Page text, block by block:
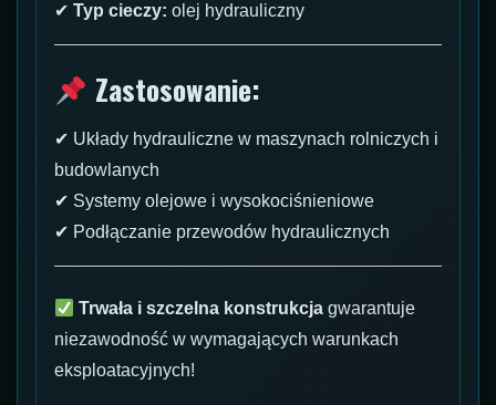
✔ Typ cieczy: olej hydrauliczny
Zastosowanie:
✔ Układy hydrauliczne w maszynach rolniczych i
budowlanych
✔ Systemy olejowe i wysokociśnieniowe
✔ Podłączanie przewodów hydraulicznych
Trwała i szczelna konstrukcja gwarantuje
niezawodność w wymagających warunkach
eksploatacyjnych!